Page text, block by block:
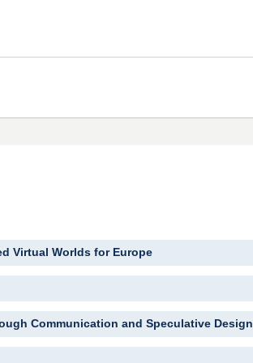
Virtual Worlds for Europe
Communication and Speculative Design